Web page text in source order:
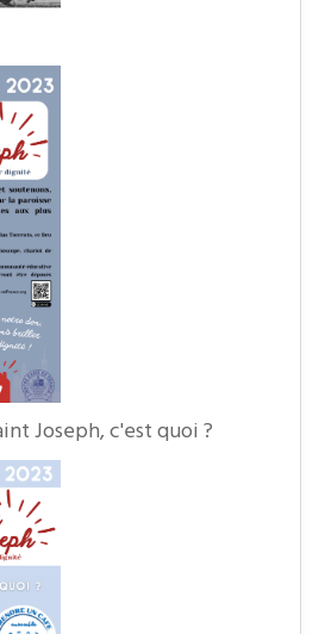
Joseph, c'est quoi ?